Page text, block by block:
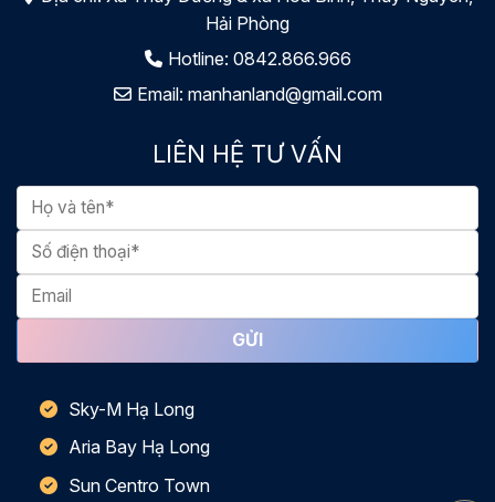
Hải Phòng
Hotline: 0842.866.966
Email: manhanland@gmail.com
LIÊN HỆ TƯ VẤN
Sky-M Hạ Long
Aria Bay Hạ Long
Sun Centro Town